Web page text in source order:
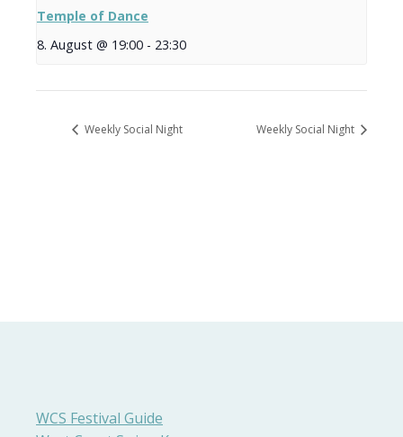
Temple of Dance
8. August @ 19:00 - 23:30
Weekly Social Night Weekly Social Night
WCS Festival Guide